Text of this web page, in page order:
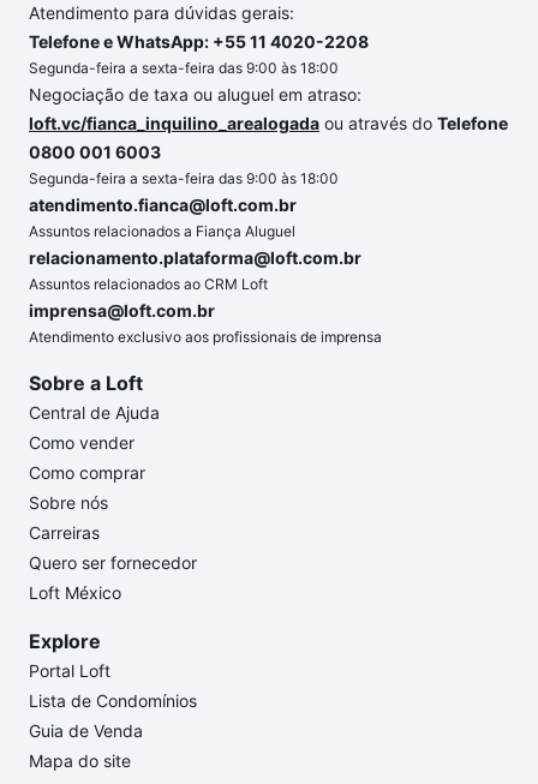
Atendimento para dúvidas gerais:
Telefone e WhatsApp: +55 11 4020-2208
Segunda-feira a sexta-feira das 9:00 às 18:00
Negociação de taxa ou aluguel em atraso:
loft.vc/fianca_inquilino_arealogada ou através do Telefone
0800 001 6003
Segunda-feira a sexta-feira das 9:00 às 18:00
atendimento.fianca@loft.com.br
Assuntos relacionados a Fiança Aluguel
relacionamento.plataforma@loft.com.br
Assuntos relacionados ao CRM Loft
imprensa@loft.com.br
Atendimento exclusivo aos profissionais de imprensa
Sobre a Loft
Central de Ajuda
Como vender
Como comprar
Sobre nós
Carreiras
Quero ser fornecedor
Loft México
Explore
Portal Loft
Lista de Condomínios
Guia de Venda
Mapa do site